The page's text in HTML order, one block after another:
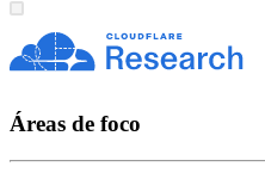
Áreas de foco